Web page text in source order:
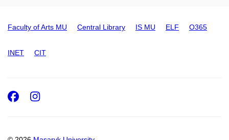
Faculty of Arts MU Central Library IS MU ELF O365
INET CIT
Facebook
Instagram